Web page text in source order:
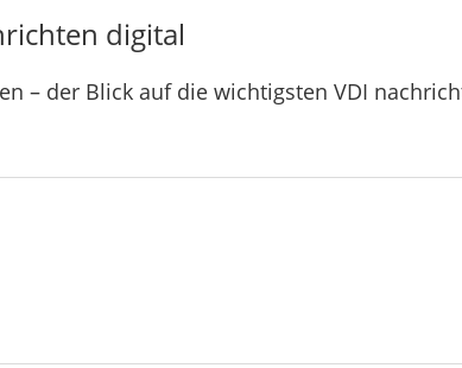
digital
– der Blick auf die wichtigsten VDI